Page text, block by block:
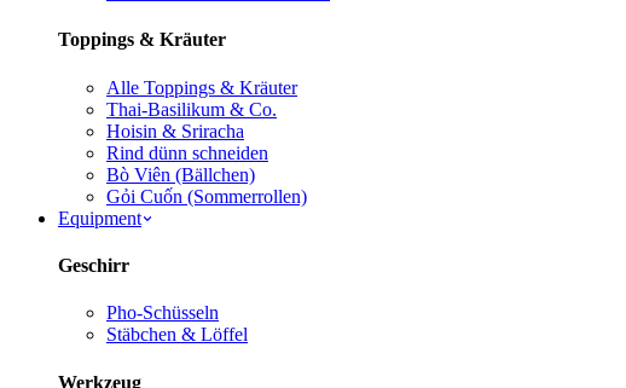
Toppings & Kräuter
Alle Toppings & Kräuter
Thai-Basilikum & Co.
Hoisin & Sriracha
Rind dünn schneiden
Bò Viên (Bällchen)
Gỏi Cuốn (Sommerrollen)
Equipment
Geschirr
Pho-Schüsseln
Stäbchen & Löffel
Werkzeug